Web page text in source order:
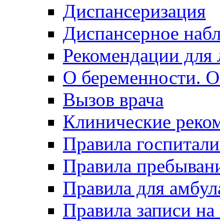
Диспансеризация
Диспансерное
Рекомендации для
О беременности.
Вызов врача
Клинические
Правила
Правила
Правила для
Правила записи